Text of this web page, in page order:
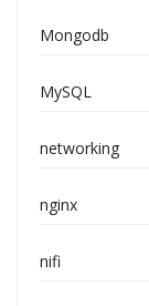
Mongodb
MySQL
networking
nginx
nifi